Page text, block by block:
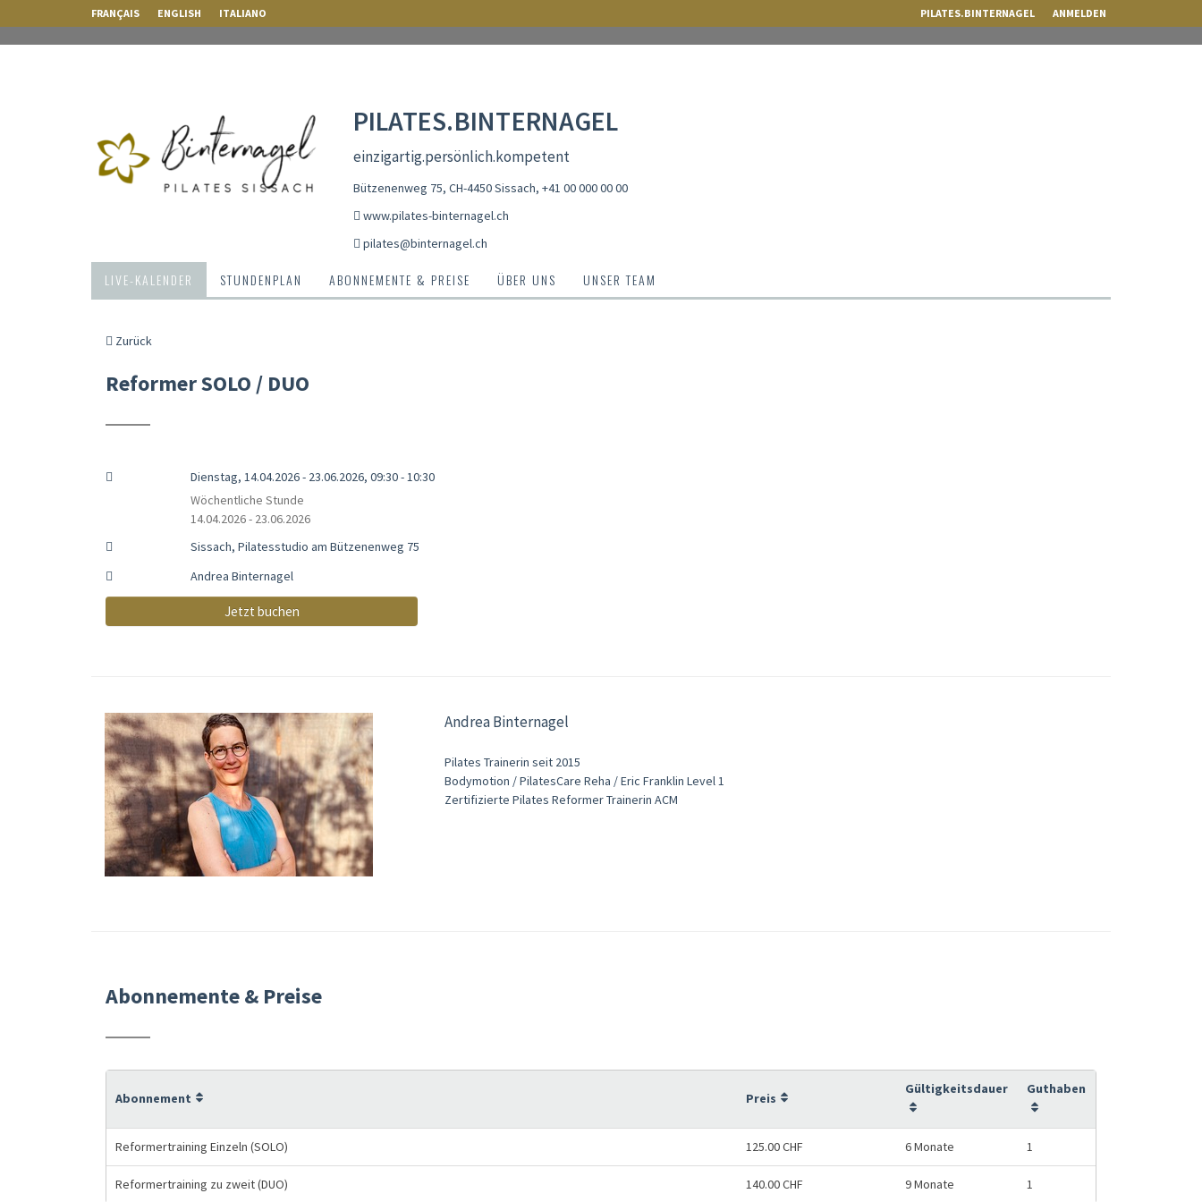
FRANÇAIS ENGLISH ITALIANO PILATES.BINTERNAGEL ANMELDEN
PILATES.BINTERNAGEL
einzigartig.persönlich.kompetent
Bützenenweg 75, CH-4450 Sissach, +41 00 000 00 00
www.pilates-binternagel.ch
pilates@binternagel.ch
LIVE-KALENDER STUNDENPLAN ABONNEMENTE & PREISE ÜBER UNS UNSER TEAM
Zurück
Reformer SOLO / DUO
Dienstag, 14.04.2026 - 23.06.2026, 09:30 - 10:30
Wöchentliche Stunde
14.04.2026 - 23.06.2026
Sissach, Pilatesstudio am Bützenenweg 75
Andrea Binternagel
Jetzt buchen
Andrea Binternagel
Pilates Trainerin seit 2015
Bodymotion / PilatesCare Reha / Eric Franklin Level 1
Zertifizierte Pilates Reformer Trainerin ACM
Abonnemente & Preise
Abonnement Preis
Gültigkeitsdauer Guthaben
Reformertraining Einzeln (SOLO) 125.00 CHF 6 Monate 1
Reformertraining zu zweit (DUO) 140.00 CHF 9 Monate 1